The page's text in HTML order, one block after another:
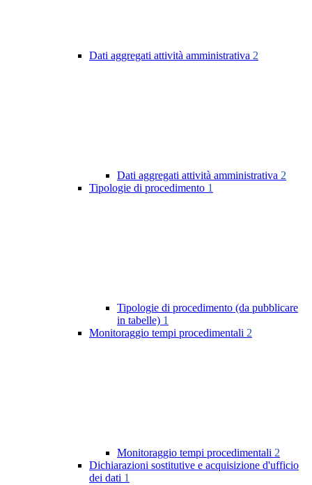
Dati aggregati attività amministrativa 2
Dati aggregati attività amministrativa 2
Tipologie di procedimento 1
Tipologie di procedimento (da pubblicare
in tabelle) 1
Monitoraggio tempi procedimentali 2
Monitoraggio tempi procedimentali 2
Dichiarazioni sostitutive e acquisizione d'ufficio
dei dati 1